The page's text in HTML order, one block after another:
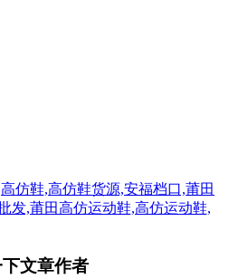
仿鞋,高仿鞋货源,安福档口,莆田
发,莆田高仿运动鞋,高仿运动鞋,
文章作者